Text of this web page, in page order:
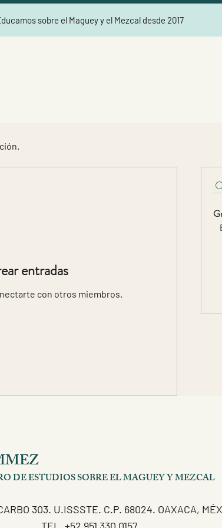
sobre el Maguey y el Mezcal desde 2017
entradas
con otros miembros.
DE ESTUDIOS SOBRE EL MAGUEY Y MEZCAL
303. U.ISSSTE. C.P. 68024. OAXACA,